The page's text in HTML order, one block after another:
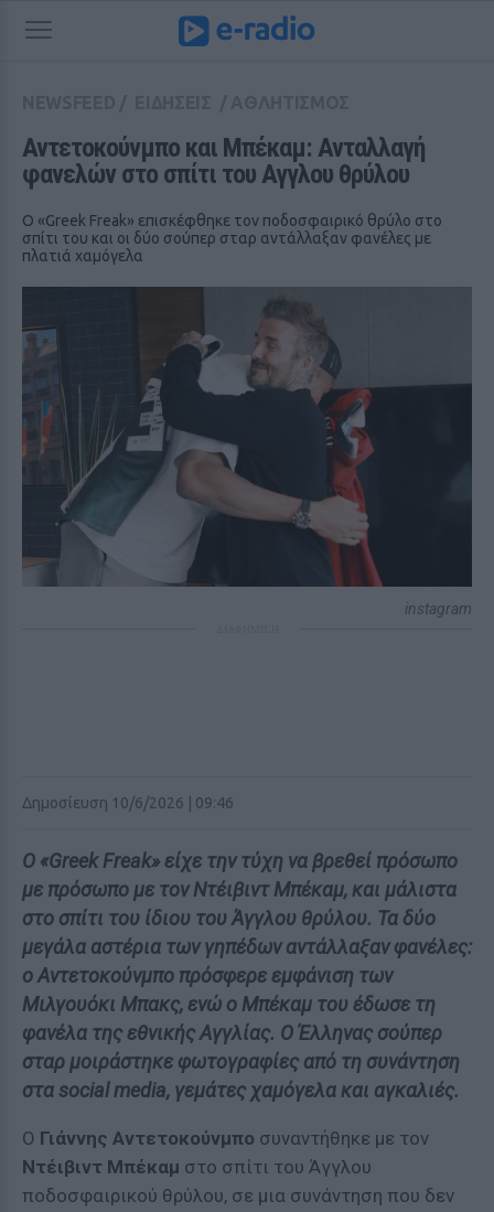
Αντετοκούνμπο και Μπέκαμ: Ανταλλαγή
φανελών στο σπίτι του Αγγλου θρύλου
Ο «Greek Freak» επισκέφθηκε τον ποδοσφαιρικό θρύλο στο
σπίτι του και οι δύο σούπερ σταρ αντάλλαξαν φανέλες με
πλατιά χαμόγελα
instagram
Δημοσίευση 10/6/2026 | 09:46
Ο «Greek Freak» είχε την τύχη να βρεθεί πρόσωπο
με πρόσωπο με τον Ντέιβιντ Μπέκαμ, και μάλιστα
στο σπίτι του ίδιου του Άγγλου θρύλου. Τα δύο
μεγάλα αστέρια των γηπέδων αντάλλαξαν φανέλες:
ο Αντετοκούνμπο πρόσφερε εμφάνιση των
Μιλγουόκι Μπακς, ενώ ο Μπέκαμ του έδωσε τη
φανέλα της εθνικής Αγγλίας. Ο Έλληνας σούπερ
σταρ μοιράστηκε φωτογραφίες από τη συνάντηση
στα social media, γεμάτες χαμόγελα και αγκαλιές.
Ο Γιάννης Αντετοκούνμπο συναντήθηκε με τον
Ντέιβιντ Μπέκαμ στο σπίτι του Άγγλου
ποδοσφαιρικού θρύλου, σε μια συνάντηση που δεν